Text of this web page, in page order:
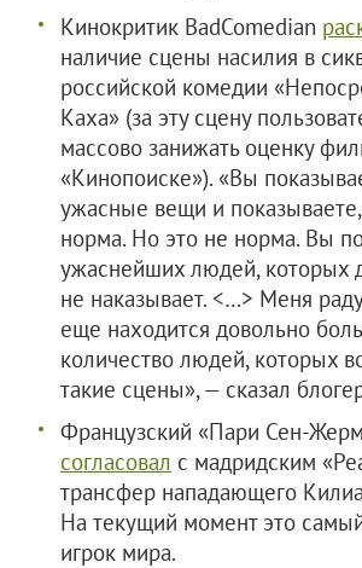
Кинокритик BadComedian
наличие сцены насилия в
российской комедии
Каха» (за эту сцену
массово занижать оценку
«Кинопоиске»). «Вы
ужасные вещи и
норма. Но это не норма. Вы
ужаснейших людей, которых
не наказывает. <…> Меня
еще находится довольно
количество людей, которых
такие сцены», — сказал
Французский «Пари Сен-
согласовал с мадридским
трансфер нападающего
На текущий момент это
игрок мира.